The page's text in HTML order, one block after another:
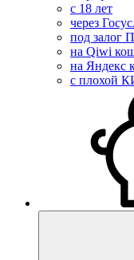
с 18 лет
через
под залог
на Qiwi
на Яндекс
с плохой